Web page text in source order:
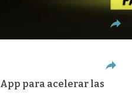
para acelerar las